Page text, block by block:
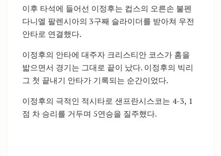
이후 타석에 들어선 이정후는 컵스의 오른손 불펜
다니엘 팔렌시아의 3구째 슬라이더를 받아쳐 우전
안타로 연결했다.
이정후의 안타에 대주자 크리스티안 코스가 홈을
밟으면서 경기는 그대로 끝이 났다. 이정후의 빅리
그 첫 끝내기 안타가 기록되는 순간이었다.
이정후의 극적인 적시타로 샌프란시스코는 4-3, 1
점 차 승리를 거두며 5연승을 질주했다.